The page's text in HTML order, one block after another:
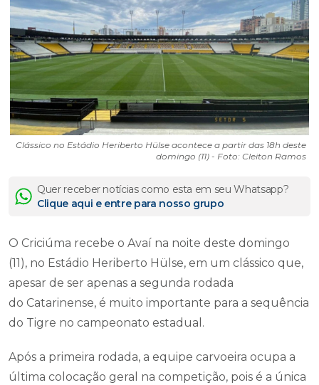
Clássico no Estádio Heriberto Hülse acontece a partir das 18h deste
domingo (11) - Foto: Cleiton Ramos
Quer receber notícias como esta em seu Whatsapp?
Clique aqui e entre para nosso grupo
O Criciúma recebe o Avaí na noite deste domingo
(11), no Estádio Heriberto Hülse, em um clássico que,
apesar de ser apenas a segunda rodada
do Catarinense, é muito importante para a sequência
do Tigre no campeonato estadual.
Após a primeira rodada, a equipe carvoeira ocupa a
última colocação geral na competição, pois é a única